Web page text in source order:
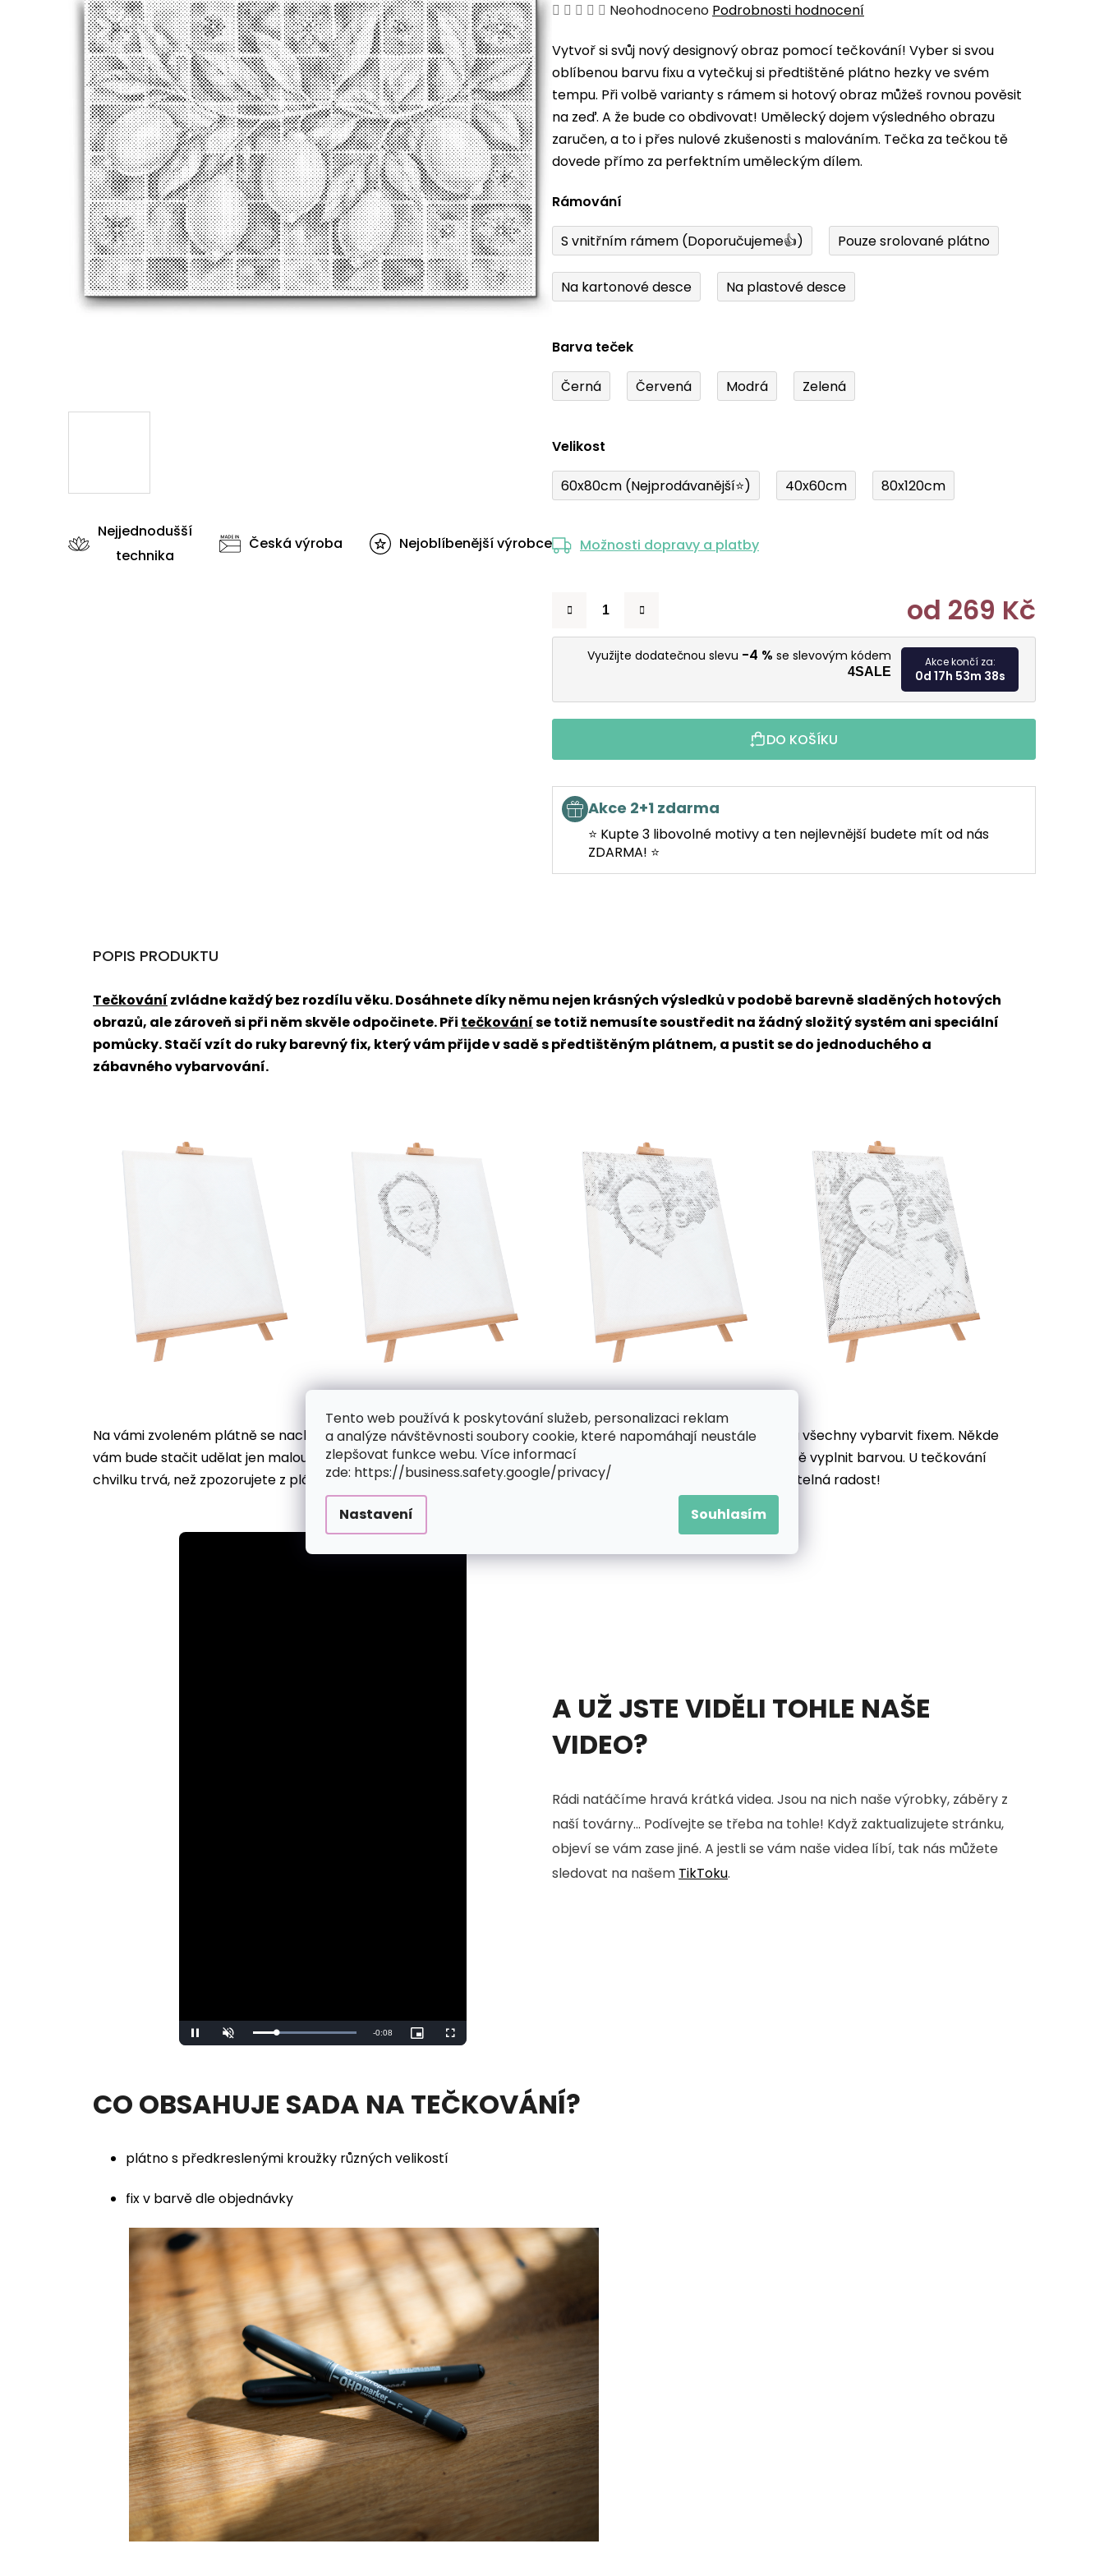
Tento web používá k poskytování služeb, personalizaci reklam
a analýze návštěvnosti soubory cookie, které napomáhají neustále
zlepšovat funkce webu. Více informací
zde: https://business.safety.google/privacy/
Nastavení Souhlasím
Průměrné
produktu
je
0,0
z
5
hvězdiček.
Neohodnoceno Podrobnosti hodnocení
Vytvoř si svůj nový designový obraz pomocí tečkování! Vyber si svou
oblíbenou barvu fixu a vytečkuj si předtištěné plátno hezky ve svém
tempu. Při volbě varianty s rámem si hotový obraz můžeš rovnou pověsit
na zeď. A že bude co obdivovat! Umělecký dojem výsledného obrazu
zaručen, a to i přes nulové zkušenosti s malováním. Tečka za tečkou tě
dovede přímo za perfektním uměleckým dílem.
Rámování
S vnitřním rámem (Doporučujeme👍) Pouze srolované plátno
Na kartonové desce Na plastové desce
Barva teček
Černá Červená Modrá Zelená
Velikost
60x80cm (Nejprodávanější⭐) 40x60cm 80x120cm
Možnosti dopravy a platby
od 269 Kč
Měrná
Využijte dodatečnou slevu -4 % se slevovým kódem
4SALE
Akce končí za:
0d 17h 53m 37s
DO KOŠÍKU
Akce 2+1 zdarma
⭐ Kupte 3 libovolné motivy a ten nejlevnější budete mít od nás
ZDARMA! ⭐
Nejjednodušší
technika
Česká výroba Nejoblíbenější výrobce
POPIS PRODUKTU
Tečkování zvládne každý bez rozdílu věku. Dosáhnete díky němu nejen krásných výsledků v podobě barevně sladěných hotových
obrazů, ale zároveň si při něm skvěle odpočinete. Při tečkováníse totiž nemusíte soustředit na žádný složitý systém ani speciální
pomůcky. Stačí vzít do ruky barevný fix, který vám přijde v sadě s předtištěným plátnem, a pustit se do jednoduchého a
zábavného vybarvování.
Na vámi zvoleném plátně se nachází desítky až stovky různě velkých předtištěných kroužků, která je potřeba všechny vybarvit fixem. Někde
vám bude stačit udělat jen malou tečku, jinde bude nutné do plátna trochu víc zatlačit a celý kroužek důkladně vyplnit barvou. U tečkování
chvilku trvá, než zpozorujete z plátna vystupovat svůj motiv. Jakmile se ale začne rýsovat, zaplaví vás neuvěřitelná radost!
Pause Unmute Loaded:
100.00%
Remaining
-0:07
Picture-
in-
Fullscreen
A UŽ JSTE VIDĚLI TOHLE NAŠE
VIDEO?
Rádi natáčíme hravá krátká videa. Jsou na nich naše výrobky, záběry z
naší továrny... Podívejte se třeba na tohle! Když zaktualizujete stránku,
objeví se vám zase jiné. A jestli se vám naše videa líbí, tak nás můžete
sledovat na našem TikToku.
CO OBSAHUJE SADA NA TEČKOVÁNÍ?
plátno s předkreslenými kroužky různých velikostí
fix v barvě dle objednávky